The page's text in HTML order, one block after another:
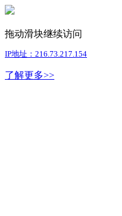
拖动滑块继续访问
IP地址：216.73.217.154
了解更多>>